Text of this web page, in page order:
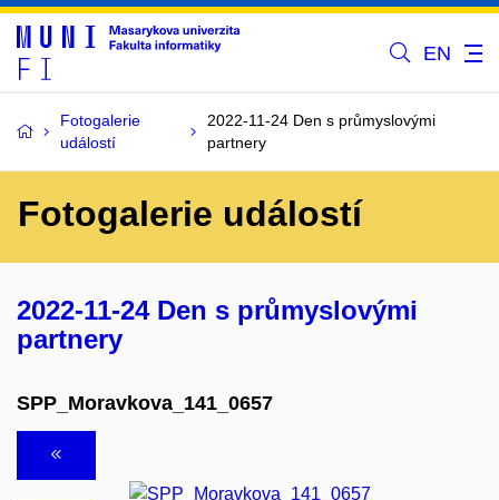
EN
Fotogalerie
událostí
2022-11-24 Den s průmyslovými
partnery
Fotogalerie událostí
2022-11-24 Den s průmyslovými
partnery
SPP_Moravkova_141_0657